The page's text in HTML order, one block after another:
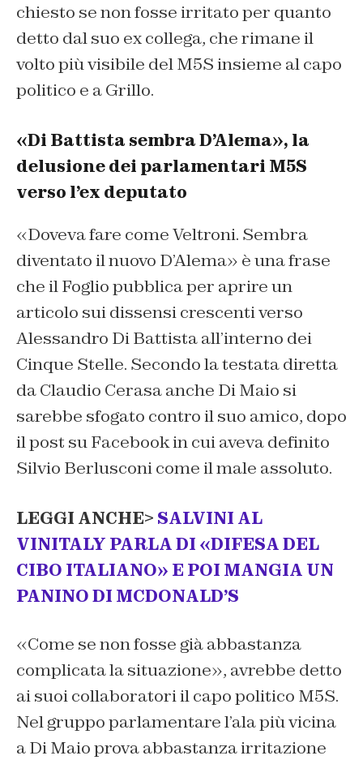
chiesto se non fosse irritato per quanto
detto dal suo ex collega, che rimane il
volto più visibile del M5S insieme al capo
politico e a Grillo.
«Di Battista sembra D’Alema», la
delusione dei parlamentari M5S
verso l’ex deputato
«Doveva fare come Veltroni. Sembra
diventato il nuovo D’Alema» è una frase
che il Foglio pubblica per aprire un
articolo sui dissensi crescenti verso
Alessandro Di Battista all’interno dei
Cinque Stelle. Secondo la testata diretta
da Claudio Cerasa anche Di Maio si
sarebbe sfogato contro il suo amico, dopo
il post su Facebook in cui aveva definito
Silvio Berlusconi come il male assoluto.
LEGGI ANCHE> SALVINI AL
VINITALY PARLA DI «DIFESA DEL
CIBO ITALIANO» E POI MANGIA UN
PANINO DI MCDONALD’S
«Come se non fosse già abbastanza
complicata la situazione», avrebbe detto
ai suoi collaboratori il capo politico M5S.
Nel gruppo parlamentare l’ala più vicina
a Di Maio prova abbastanza irritazione